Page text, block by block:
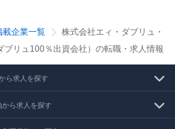
載企業一覧
株式会社エィ・ダブリュ・
リュ100％出資会社）の転職・求人情報
ら求人を探す
から求人を探す